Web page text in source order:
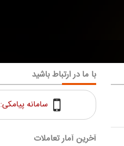
با ما در ارتباط باشید
سامانه پیامکی:
آخرین آمار تعاملات